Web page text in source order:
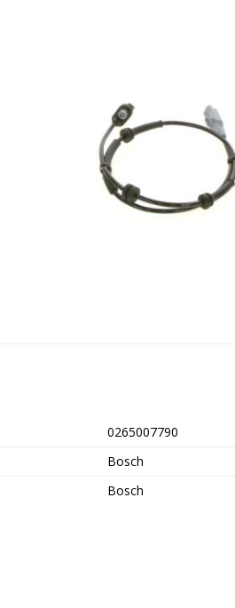
0265007790
Bosch
Bosch